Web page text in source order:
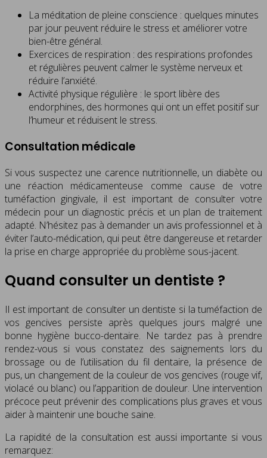
La méditation de pleine conscience : quelques minutes
par jour peuvent réduire le stress et améliorer votre
bien-être général.
Exercices de respiration : des respirations profondes
et régulières peuvent calmer le système nerveux et
réduire l’anxiété.
Activité physique régulière : le sport libère des
endorphines, des hormones qui ont un effet positif sur
l’humeur et réduisent le stress.
Consultation médicale
Si vous suspectez une carence nutritionnelle, un diabète ou
une réaction médicamenteuse comme cause de votre
tuméfaction gingivale, il est important de consulter votre
médecin pour un diagnostic précis et un plan de traitement
adapté. N’hésitez pas à demander un avis professionnel et à
éviter l’auto-médication, qui peut être dangereuse et retarder
la prise en charge appropriée du problème sous-jacent.
Quand consulter un dentiste ?
Il est important de consulter un dentiste si la tuméfaction de
vos gencives persiste après quelques jours malgré une
bonne hygiène bucco-dentaire. Ne tardez pas à prendre
rendez-vous si vous constatez des saignements lors du
brossage ou de l’utilisation du fil dentaire, la présence de
pus, un changement de la couleur de vos gencives (rouge vif,
violacé ou blanc) ou l’apparition de douleur. Une intervention
précoce peut prévenir des complications plus graves et vous
aider à maintenir une bouche saine.
La rapidité de la consultation est aussi importante si vous
remarquez: